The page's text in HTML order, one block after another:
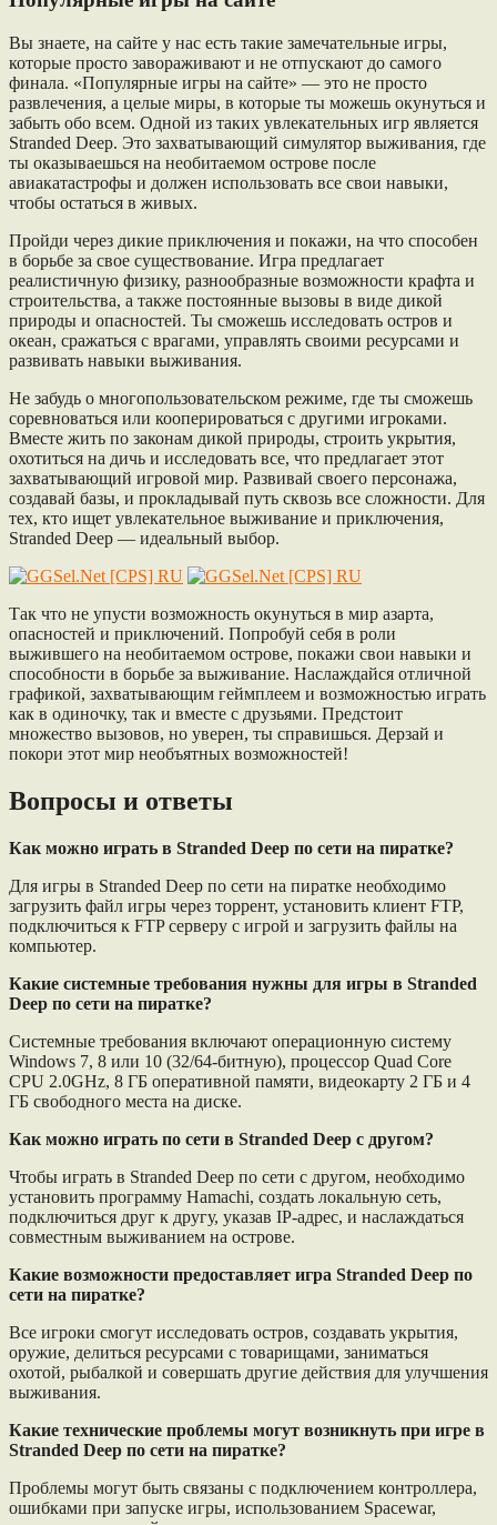
Вы знаете, на сайте у нас есть такие замечательные игры,
которые просто завораживают и не отпускают до самого
финала. «Популярные игры на сайте» — это не просто
развлечения, а целые миры, в которые ты можешь окунуться и
забыть обо всем. Одной из таких увлекательных игр является
Stranded Deep. Это захватывающий симулятор выживания, где
ты оказываешься на необитаемом острове после
авиакатастрофы и должен использовать все свои навыки,
чтобы остаться в живых.
Пройди через дикие приключения и покажи, на что способен
в борьбе за свое существование. Игра предлагает
реалистичную физику, разнообразные возможности крафта и
строительства, а также постоянные вызовы в виде дикой
природы и опасностей. Ты сможешь исследовать остров и
океан, сражаться с врагами, управлять своими ресурсами и
развивать навыки выживания.
Не забудь о многопользовательском режиме, где ты сможешь
соревноваться или кооперироваться с другими игроками.
Вместе жить по законам дикой природы, строить укрытия,
охотиться на дичь и исследовать все, что предлагает этот
захватывающий игровой мир. Развивай своего персонажа,
создавай базы, и прокладывай путь сквозь все сложности. Для
тех, кто ищет увлекательное выживание и приключения,
Stranded Deep — идеальный выбор.
Так что не упусти возможность окунуться в мир азарта,
опасностей и приключений. Попробуй себя в роли
выжившего на необитаемом острове, покажи свои навыки и
способности в борьбе за выживание. Наслаждайся отличной
графикой, захватывающим геймплеем и возможностью играть
как в одиночку, так и вместе с друзьями. Предстоит
множество вызовов, но уверен, ты справишься. Дерзай и
покори этот мир необъятных возможностей!
Вопросы и ответы
Как можно играть в Stranded Deep по сети на пиратке?
Для игры в Stranded Deep по сети на пиратке необходимо
загрузить файл игры через торрент, установить клиент FTP,
подключиться к FTP серверу с игрой и загрузить файлы на
компьютер.
Какие системные требования нужны для игры в Stranded
Deep по сети на пиратке?
Системные требования включают операционную систему
Windows 7, 8 или 10 (32/64-битную), процессор Quad Core
CPU 2.0GHz, 8 ГБ оперативной памяти, видеокарту 2 ГБ и 4
ГБ свободного места на диске.
Как можно играть по сети в Stranded Deep с другом?
Чтобы играть в Stranded Deep по сети с другом, необходимо
установить программу Hamachi, создать локальную сеть,
подключиться друг к другу, указав IP-адрес, и наслаждаться
совместным выживанием на острове.
Какие возможности предоставляет игра Stranded Deep по
сети на пиратке?
Все игроки смогут исследовать остров, создавать укрытия,
оружие, делиться ресурсами с товарищами, заниматься
охотой, рыбалкой и совершать другие действия для улучшения
выживания.
Какие технические проблемы могут возникнуть при игре в
Stranded Deep по сети на пиратке?
Проблемы могут быть связаны с подключением контроллера,
ошибками при запуске игры, использованием Spacewar,